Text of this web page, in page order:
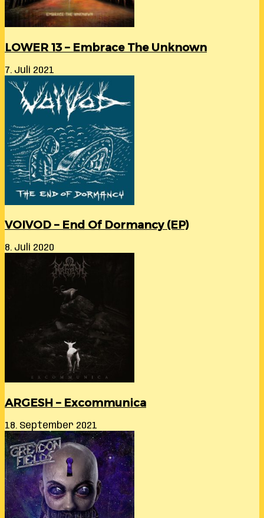
LOWER 13 – Embrace The Unknown
7. Juli 2021
VOIVOD – End Of Dormancy (EP)
8. Juli 2020
ARGESH – Excommunica
18. September 2021